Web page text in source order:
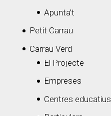
Apunta’t
Petit Carrau
Carrau Verd
El Projecte
Empreses
Centres educatius